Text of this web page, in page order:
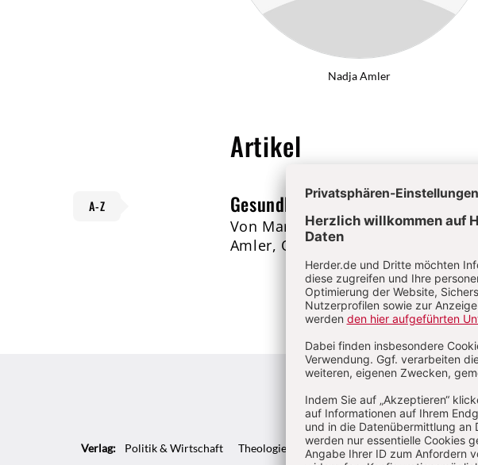
Nadja Amler
Artikel
A-Z Gesundheit
Von Markus Zimmermann,
Amler, Oliver Schöffski
Kategorien: Artikel
Verlag: Politik & Wirtschaft Theologie & Pastoral Pädagogik & Kinderbuch